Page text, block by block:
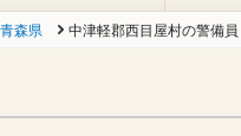
青森県 中津軽郡西目屋村の警備